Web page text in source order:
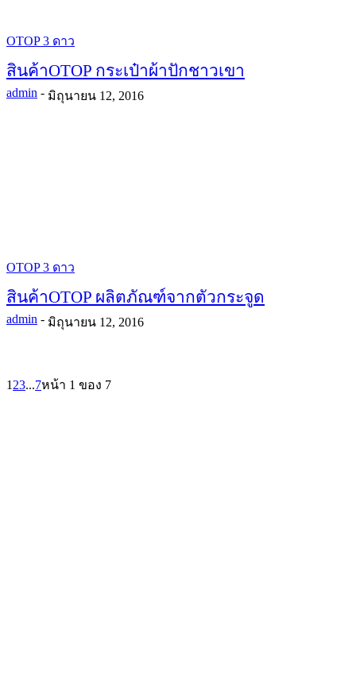
OTOP 3 ดาว
สินค้าOTOP กระเป๋าผ้าปักชาวเขา
admin - มิถุนายน 12, 2016
OTOP 3 ดาว
สินค้าOTOP ผลิตภัณฑ์จากตัวกระจูด
admin - มิถุนายน 12, 2016
1 23...7หน้า 1 ของ 7